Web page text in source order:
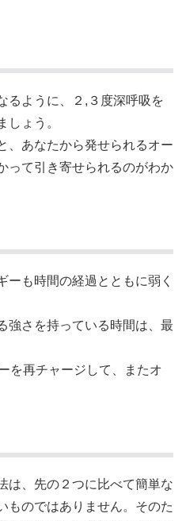
るように、２,３度深呼吸を
しょう。
、あなたから発せられるオー
って引き寄せられるのがわか
ーも時間の経過とともに弱く
強さを持っている時間は、最
を再チャージして、またオ
は、先の２つに比べて簡単な
ものではありません。そのた